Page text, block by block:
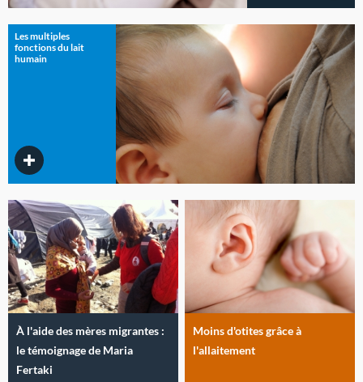
Les multiples
fonctions du lait
humain
À l'aide des mères migrantes :
le témoignage de Maria
Fertaki
Moins d'otites grâce à
l'allaitement